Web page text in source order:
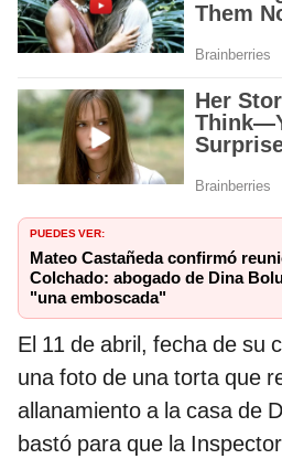
PUEDES VER:
Mateo Castañeda confirmó
Colchado: abogado de Dina
"una emboscada"
El 11 de abril, fecha de su
una foto de una torta que
allanamiento a la casa de
bastó para que la